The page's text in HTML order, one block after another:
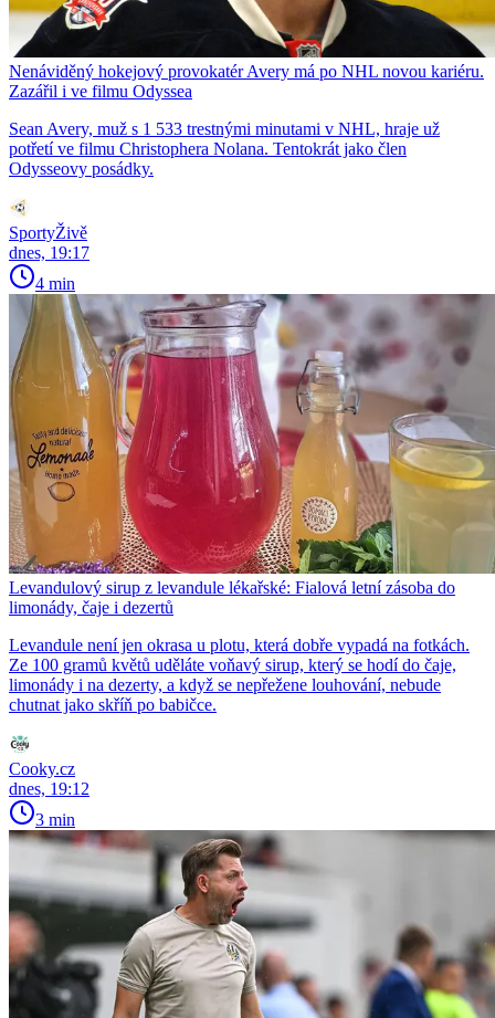
Nenáviděný hokejový provokatér Avery má po NHL novou kariéru.
Zazářil i ve filmu Odyssea
Sean Avery, muž s 1 533 trestnými minutami v NHL, hraje už
potřetí ve filmu Christophera Nolana. Tentokrát jako člen
Odysseovy posádky.
SportyŽivě
dnes, 19:17
4 min
Levandulový sirup z levandule lékařské: Fialová letní zásoba do
limonády, čaje i dezertů
Levandule není jen okrasa u plotu, která dobře vypadá na fotkách.
Ze 100 gramů květů uděláte voňavý sirup, který se hodí do čaje,
limonády i na dezerty, a když se nepřežene louhování, nebude
chutnat jako skříň po babičce.
Cooky.cz
dnes, 19:12
3 min